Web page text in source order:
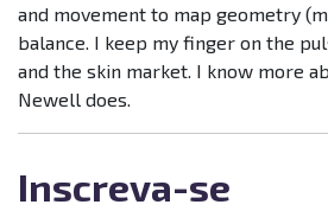
and movement to map geometry
balance. I keep my finger on the
and the skin market. I know more
Newell does.
Inscreva-se